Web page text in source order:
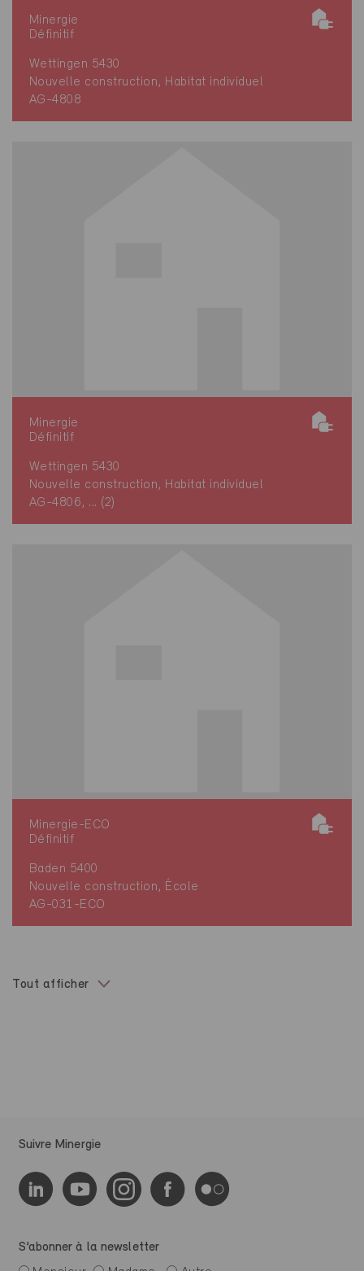
Minergie
Définitif
Wettingen 5430
Nouvelle construction, Habitat individuel
AG-4808
Minergie
Définitif
Wettingen 5430
Nouvelle construction, Habitat individuel
AG-4806, ... (2)
Minergie-ECO
Définitif
Baden 5400
Nouvelle construction, École
AG-031-ECO
Tout afficher
Suivre Minergie
S’abonner à la newsletter